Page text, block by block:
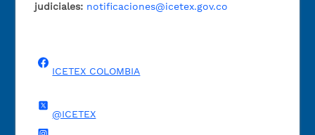
judiciales: notificaciones@icetex.gov.co
ICETEX COLOMBIA
@ICETEX